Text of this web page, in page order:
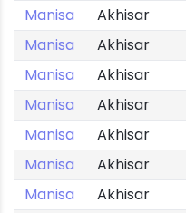
Manisa
Akhisar
Manisa
Akhisar
Manisa
Akhisar
Manisa
Akhisar
Manisa
Akhisar
Manisa
Akhisar
Manisa
Akhisar